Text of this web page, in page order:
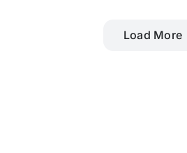
Load More